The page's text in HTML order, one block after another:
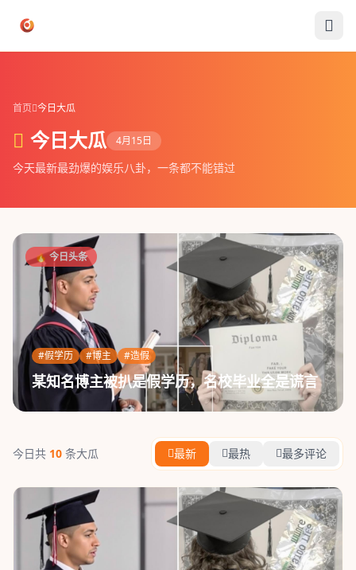
今日大瓜
首页 今日大瓜
今日大瓜 4月15日
今天最新最劲爆的娱乐八卦，一条都不能错过
🔥 今日头条
#假学历 #博主 #造假
某知名博主被扒是假学历，名校毕业全是谎言
今日共 10 条大瓜 最新 最热 最多评论